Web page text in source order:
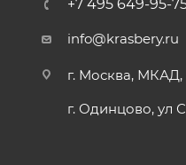
+7 495 649-95-
info@krasbery.ru
г. Москва, МКАД,
г. Одинцово, ул